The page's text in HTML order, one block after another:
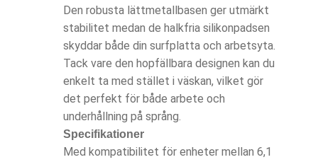
Den robusta lättmetallbasen ger utmärkt
stabilitet medan de halkfria silikonpadsen
skyddar både din surfplatta och arbetsyta.
Tack vare den hopfällbara designen kan du
enkelt ta med stället i väskan, vilket gör
det perfekt för både arbete och
underhållning på språng.
Specifikationer
Med kompatibilitet för enheter mellan 6,1